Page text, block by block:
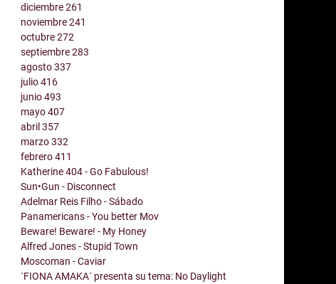
diciembre261
noviembre241
octubre272
septiembre283
agosto337
julio416
junio493
mayo407
abril357
marzo332
febrero411
Katherine 404 - Go Fabulous!
Sun•Gun - Disconnect
Adelmar Reis Filho - Sábado
Panamericans - You better Mov
Beware! Beware! - My Honey
Alfred Jones - Stupid Town
Moscoman - Caviar
´FIONA AMAKA´ presenta su tema: No Daylight